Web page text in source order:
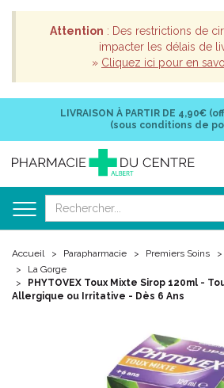
Attention : Des restrictions de
impacter les délais de
» Cliquez ici pour en
LIVRAISON À PARTIR DE 4,90€
(sous conditions de
Accueil Parapharmacie Premiers Soins
La Gorge
PHYTOVEX Toux Mixte Sirop 120ml -
Allergique ou Irritative - Dès 6 Ans